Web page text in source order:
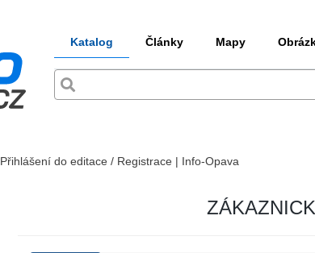
Katalog Články Mapy
Přihlášení do editace / Registrace | Info-Opava